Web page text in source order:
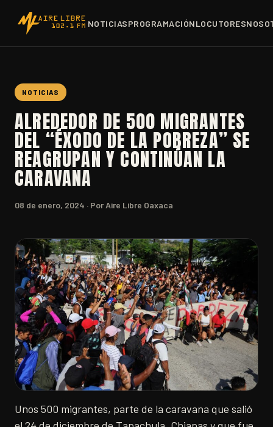
NOTICIASPROGRAMACIÓNLOCUTORES
NOTICIAS
ALREDEDOR DE 500 MIGRANTES
DEL “ÉXODO DE LA POBREZA” SE
REAGRUPAN Y CONTINÚAN LA
CARAVANA
08 de enero, 2024 · Por Aire Libre Oaxaca
Unos 500 migrantes, parte de la caravana que salió